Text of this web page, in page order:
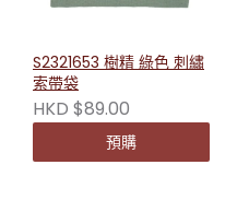
S2321653 樹精 綠色 刺繡
索帶袋
HKD $89.00
預購